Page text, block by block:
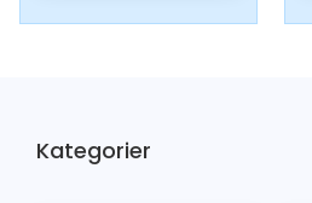
Bussar
Sportevenemang
Kategorier